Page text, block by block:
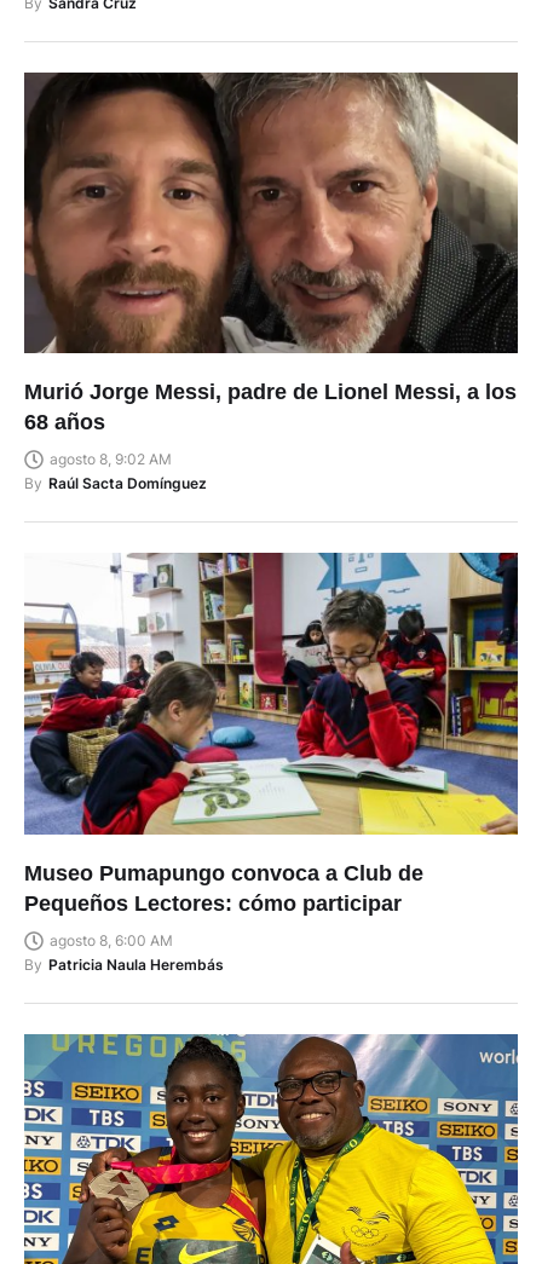
Murió Jorge Messi, padre de Lionel Messi, a los
68 años
agosto 8, 9:02 AM
By Raúl Sacta Domínguez
Museo Pumapungo convoca a Club de
Pequeños Lectores: cómo participar
agosto 8, 6:00 AM
By Patricia Naula Herembás